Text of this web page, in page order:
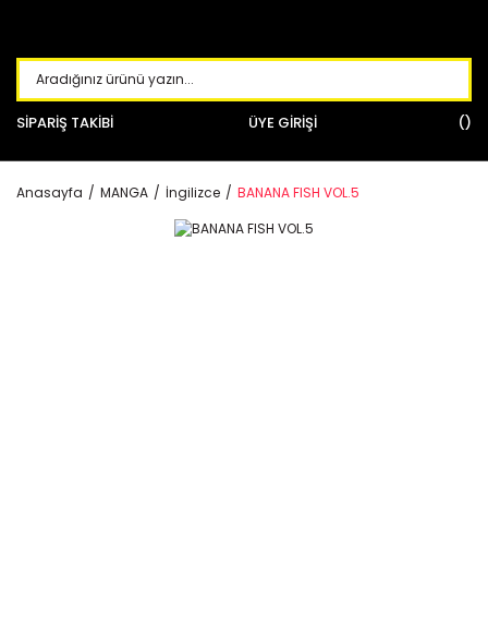
SİPARİŞ TAKİBİ ÜYE GİRİŞİ
Anasayfa MANGA İngilizce BANANA FISH VOL.5